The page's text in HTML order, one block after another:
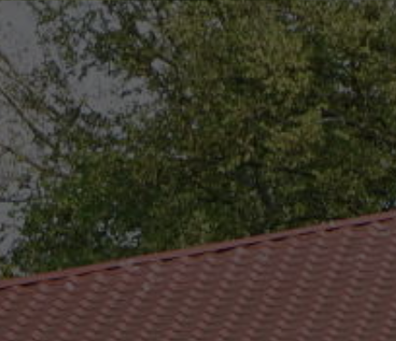
(0-25) 755 41 01 urzad_gminy@wojcieszkow.pl